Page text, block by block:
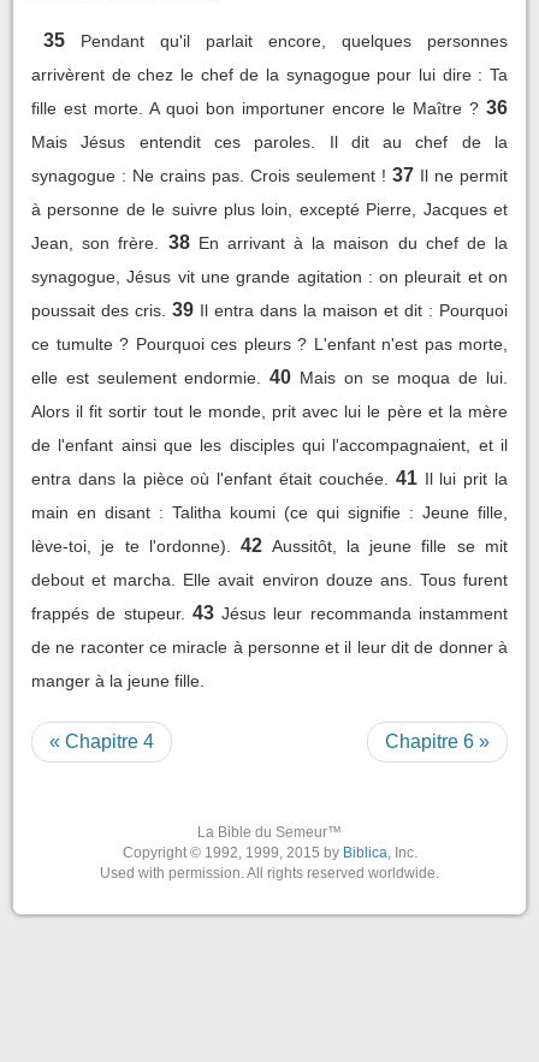
35
Pendant qu'il parlait encore, quelques personnes
arrivèrent de chez le chef de la synagogue pour lui dire : Ta
fille est morte. A quoi bon importuner encore le Maître ? 36
Mais Jésus entendit ces paroles. Il dit au chef de la
synagogue : Ne crains pas. Crois seulement ! 37 Il ne permit
à personne de le suivre plus loin, excepté Pierre, Jacques et
Jean, son frère.
38 En arrivant à la maison du chef de la
synagogue, Jésus vit une grande agitation : on pleurait et on
poussait des cris. 39 Il entra dans la maison et dit : Pourquoi
ce tumulte ? Pourquoi ces pleurs ? L'enfant n'est pas morte,
elle est seulement endormie.
40 Mais on se moqua de lui.
Alors il fit sortir tout le monde, prit avec lui le père et la mère
de l'enfant ainsi que les disciples qui l'accompagnaient, et il
entra dans la pièce où l'enfant était couchée.
41 Il lui prit la
main en disant : Talitha koumi (ce qui signifie : Jeune fille,
lève-toi, je te l'ordonne).
42 Aussitôt, la jeune fille se mit
debout et marcha. Elle avait environ douze ans. Tous furent
frappés de stupeur. 43 Jésus leur recommanda instamment
de ne raconter ce miracle à personne et il leur dit de donner à
manger à la jeune fille.
« Chapitre 4 Chapitre 6 »
La Bible du Semeur™
Copyright © 1992, 1999, 2015 by Biblica, Inc.
Used with permission. All rights reserved worldwide.